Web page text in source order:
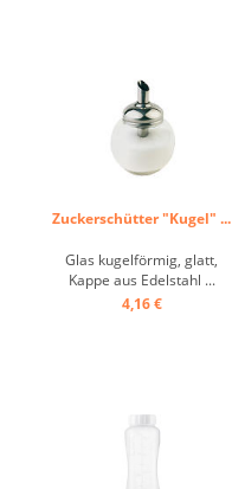
Zuckerschütter "Kugel" ...
Glas kugelförmig, glatt,
Kappe aus Edelstahl ...
4,16 €